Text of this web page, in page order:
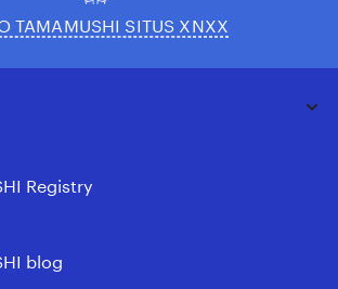
TAMAMUSHI SITUS XNXX
Registry
blog